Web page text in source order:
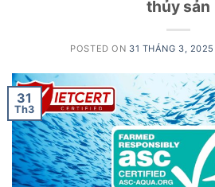
thủy sản
POSTED ON 31 THÁNG 3, 2025
31
Th3